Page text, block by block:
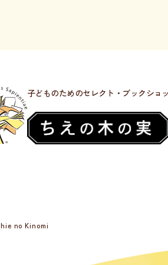
子どものためのセレクト・ブックショ
no Kinomi